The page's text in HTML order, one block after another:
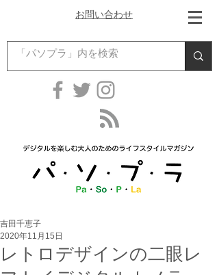
お問い合わせ
レトロデザインの二眼レ
吉田千恵子
2020年11月15日